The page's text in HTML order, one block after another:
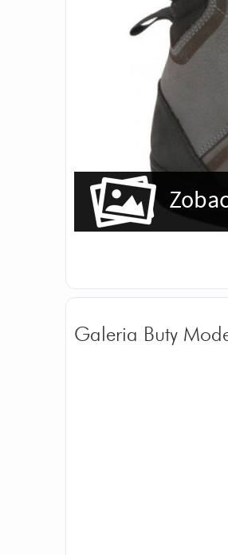
Galeria Buty